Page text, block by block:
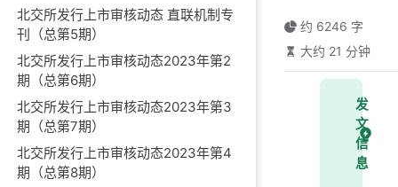
北交所发行上市审核动态 直联机制专
刊（总第5期）
北交所发行上市审核动态2023年第2
期（总第6期）
北交所发行上市审核动态2023年第3
期（总第7期）
北交所发行上市审核动态2023年第4
期（总第8期）
约 6246 字
大约 21 分钟
发
文
信
息